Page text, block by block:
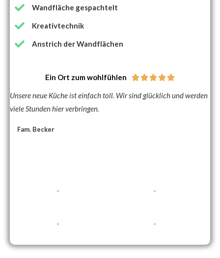
Wandfläche gespachtelt
Kreativtechnik
Anstrich der Wandflächen
Ein Ort zum wohlfühlen 
Unsere neue Küche ist einfach toll. Wir sind glücklich und werden
viele Stunden hier verbringen.
Fam. Becker